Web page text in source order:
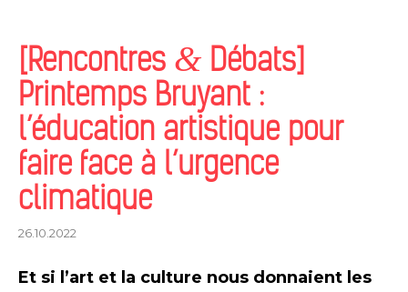
[Rencontres & Débats]
Printemps Bruyant :
l’éducation artistique pour
faire face à l’urgence
climatique
26.10.2022
Et si l’art et la culture nous donnaient les